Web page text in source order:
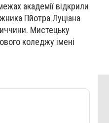
академії відкрили
Пйотра Луціана
Мистецьку
коледжу імені